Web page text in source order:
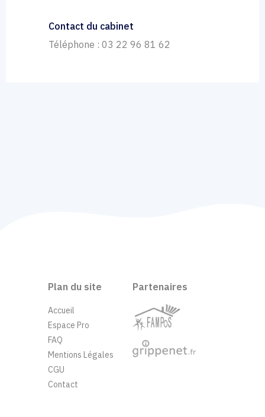
Contact du cabinet
Téléphone : 03 22 96 81 62
Plan du site
Accueil
Espace Pro
FAQ
Mentions Légales
CGU
Contact
Partenaires